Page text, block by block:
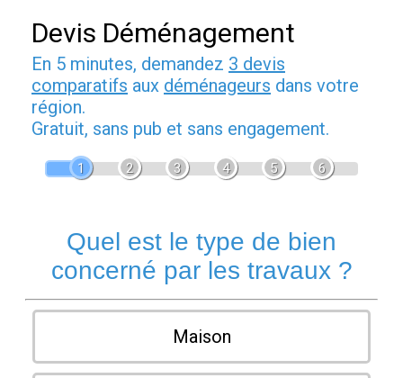
Devis Déménagement
En 5 minutes, demandez 3 devis
comparatifs aux déménageurs dans votre
région.
Gratuit, sans pub et sans engagement.
1 2 3 4 5 6
Quel est le type de bien
concerné par les travaux ?
Maison